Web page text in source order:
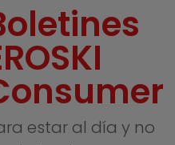
estar al día y no